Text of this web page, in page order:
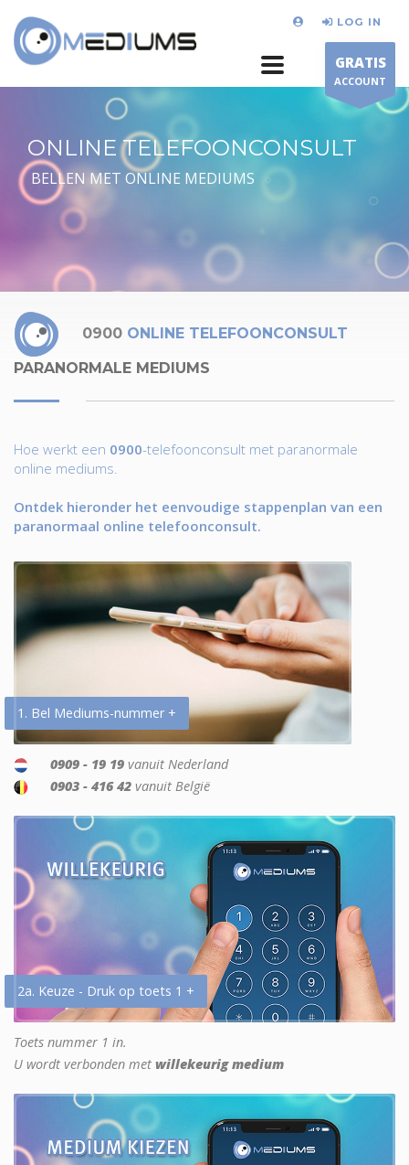
LOG IN
GRATIS
ACCOUNT
ONLINE TELEFOONCONSULT
BELLEN MET ONLINE MEDIUMS
0900 ONLINE TELEFOONCONSULT
PARANORMALE MEDIUMS
Hoe werkt een 0900-telefoonconsult met paranormale
online mediums.
Ontdek hieronder het eenvoudige stappenplan van een
paranormaal online telefoonconsult.
1. Bel Mediums-nummer +
0909 - 19 19 vanuit Nederland
0903 - 416 42 vanuit België
2a. Keuze - Druk op toets 1 +
Toets nummer 1 in.
U wordt verbonden met willekeurig medium